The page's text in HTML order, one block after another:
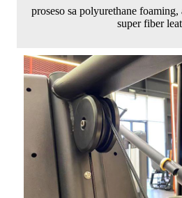
proseso sa polyurethane
super fiber